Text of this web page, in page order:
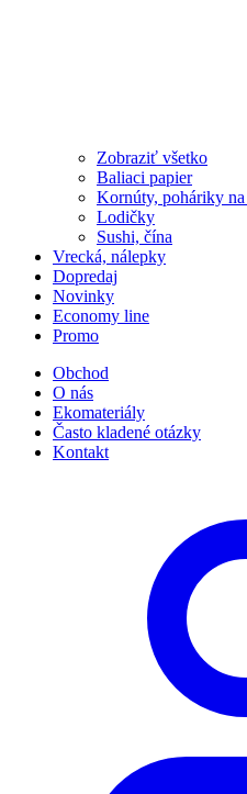
Zobraziť všetko
Baliaci papier
Kornúty, poháriky
Lodičky
Sushi, čína
Vrecká, nálepky
Dopredaj
Novinky
Economy line
Promo
Obchod
O nás
Ekomateriály
Často kladené otázky
Kontakt